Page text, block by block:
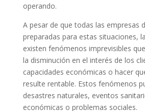
operando.
A pesar de que todas las empresas
preparadas para estas situaciones,
existen fenómenos imprevisibles
la disminución en el interés de los
capacidades económicas o hacer
resulte rentable. Estos fenómenos
desastres naturales, eventos
económicas o problemas sociales.